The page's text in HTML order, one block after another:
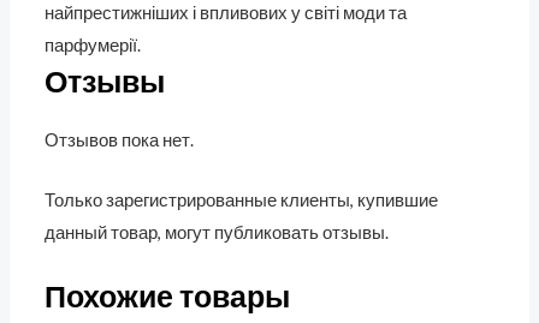
найпрестижніших і впливових у світі моди та
парфумерії.
Отзывы
Отзывов пока нет.
Только зарегистрированные клиенты, купившие
данный товар, могут публиковать отзывы.
Похожие товары